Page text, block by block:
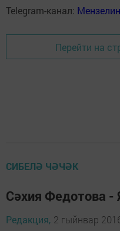
Telegram-канал:
Перейти на
СИБЕЛӘ ЧӘЧӘК
Сәхия Федотова -
Редакция, 2 гыйнвар